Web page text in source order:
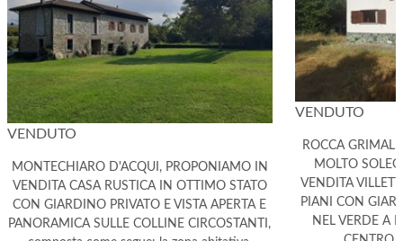
VENDUTO
MONTECHIARO D'ACQUI, PROPONIAMO IN
VENDITA CASA RUSTICA IN OTTIMO STATO
CON GIARDINO PRIVATO E VISTA APERTA E
PANORAMICA SULLE COLLINE CIRCOSTANTI,
VENDUTO
ROCCA
MOLTO
VENDITA
PIANI CON
NEL VERDE A